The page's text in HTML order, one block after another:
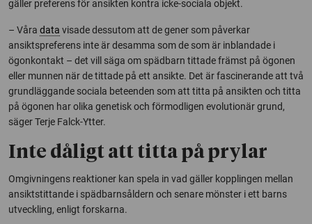
gäller preferens för ansikten kontra icke-sociala objekt.
– Våra data visade dessutom att de gener som påverkar
ansiktspreferens inte är desamma som de som är inblandade i
ögonkontakt – det vill säga om spädbarn tittade främst på ögonen
eller munnen när de tittade på ett ansikte. Det är fascinerande att två
grundläggande sociala beteenden som att titta på ansikten och titta
på ögonen har olika genetisk och förmodligen evolutionär grund,
säger Terje Falck-Ytter.
Inte dåligt att titta på prylar
Omgivningens reaktioner kan spela in vad gäller kopplingen mellan
ansiktstittande i spädbarnsåldern och senare mönster i ett barns
utveckling, enligt forskarna.